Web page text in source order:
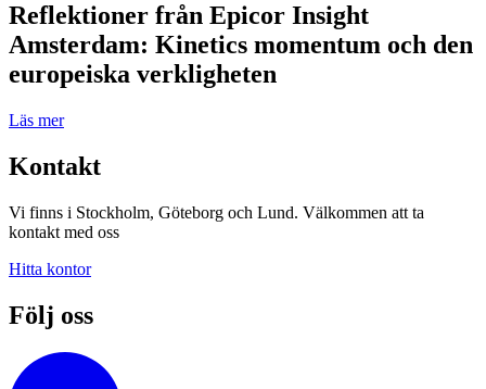
Reflektioner från Epicor Insight
Amsterdam: Kinetics momentum och den
europeiska verkligheten
Läs mer
Kontakt
Vi finns i Stockholm, Göteborg och Lund. Välkommen att ta
kontakt med oss
Hitta kontor
Följ oss